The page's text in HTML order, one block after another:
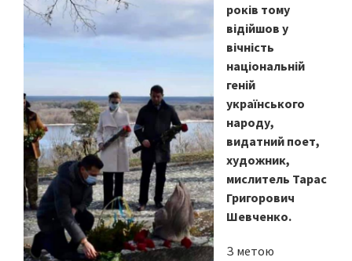
років тому
відійшов у
вічність
національній
геній
українського
народу,
видатний поет,
художник,
мислитель Тарас
Григорович
Шевченко.
З метою